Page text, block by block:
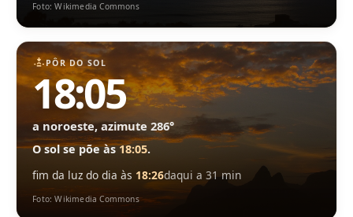
Foto: Wikimedia Commons
PÔR DO SOL
18:05
a noroeste, azimute 286°
O sol se põe às18:05.
fim da luz do dia às 18:26daqui a 31 min
Foto: Wikimedia Commons